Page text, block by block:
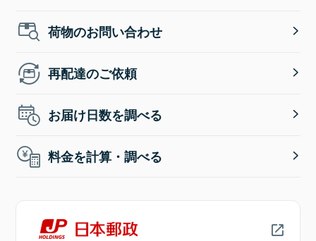
荷物のお問い合わせ
再配達のご依頼
お届け日数を調べる
料金を計算・調べる